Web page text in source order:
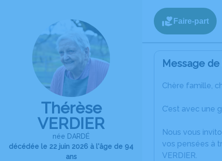
Thérèse
VERDIER
née DARDÉ
décédée le 22 juin 2026 à l'âge de 94
ans
Faire-part
Message
Chère famille,
C’est avec une
Nous vous
vos pensées à
VERDIER.